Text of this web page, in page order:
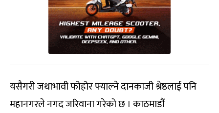
यसैगरी जथाभावी फोहोर फ्याल्ने दानकाजी श्रेष्ठलाई पनि
महानगरले नगद जरिवाना गरेको छ । काठमाडौं